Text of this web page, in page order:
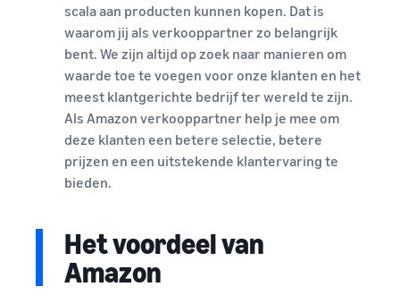
gebruik te maken
van de diensten in
de Nieuwe
Verkopers Gids
voor in aanmerking
komende producten
met een prijs van
€20 of minder.
Amazon-
klanten
over de
hele
wereld
Begin met
verkopen in
Amerika's,
Europa,
Oosten en
Noord-
Afrika.
scala aan producten kunnen kopen. Dat is
waarom jij als verkooppartner zo belangrijk
bent. We zijn altijd op zoek naar manieren om
waarde toe te voegen voor onze klanten en het
meest klantgerichte bedrijf ter wereld te zijn.
Als Amazon verkooppartner help je mee om
deze klanten een betere selectie, betere
prijzen en een uitstekende klantervaring te
bieden.
Het voordeel van
Amazon